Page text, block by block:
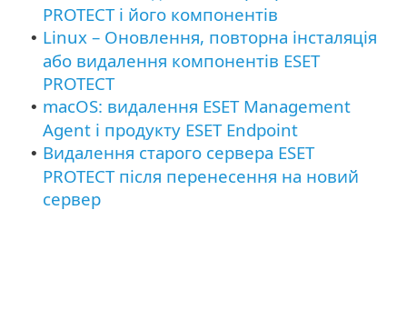
PROTECT і його компонентів
• Linux – Оновлення, повторна інсталяція
або видалення компонентів ESET
PROTECT
• macOS: видалення ESET Management
Agent і продукту ESET Endpoint
• Видалення старого сервера ESET
PROTECT після перенесення на новий
сервер